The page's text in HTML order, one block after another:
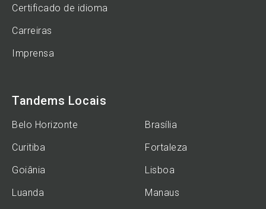
Certificado de idioma
Carreiras
Imprensa
Tandems Locais
Belo Horizonte
Brasília
Curitiba
Fortaleza
Goiânia
Lisboa
Luanda
Manaus